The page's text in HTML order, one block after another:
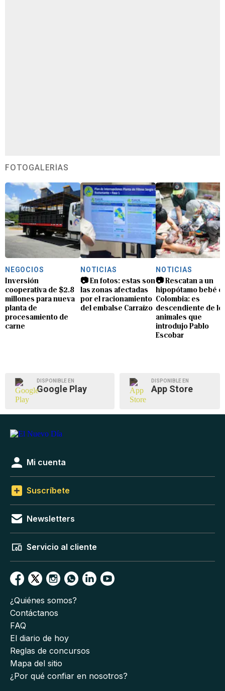
FOTOGALERÍAS
NEGOCIOS
Inversión
cooperativa de $2.8
millones para nueva
planta de
procesamiento de
carne
NOTICIAS
📷 En fotos: estas son
las zonas afectadas
por el racionamiento
del embalse Carraízo
NOTICIAS
📷 Rescatan a un
hipopótamo bebé
Colombia: es
descendiente de
animales que
introdujo Pablo
Escobar
DISPONIBLE EN
Google Play
DISPONIBLE EN
App Store
Mi cuenta
Suscríbete
Newsletters
Servicio al cliente
¿Quiénes somos?
Contáctanos
FAQ
El diario de hoy
Reglas de concursos
Mapa del sitio
¿Por qué confiar en nosotros?